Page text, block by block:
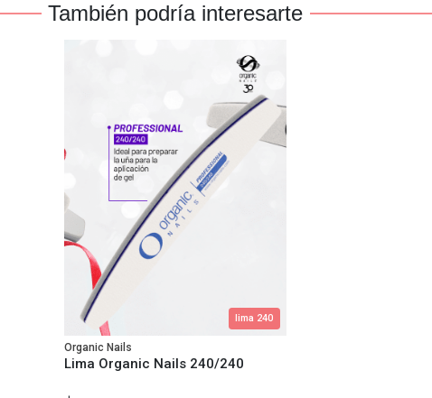
También podría interesarte
lima 240
Organic Nails
Lima Organic Nails 240/240